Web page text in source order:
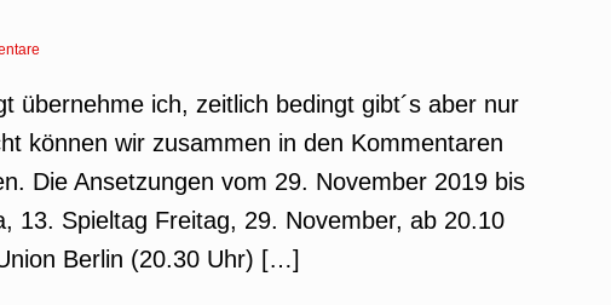
übernehme ich, zeitlich bedingt gibt´s aber nur
können wir zusammen in den Kommentaren
Die Ansetzungen vom 29. November 2019 bis
13. Spieltag Freitag, 29. November, ab 20.10
Berlin (20.30 Uhr) […]